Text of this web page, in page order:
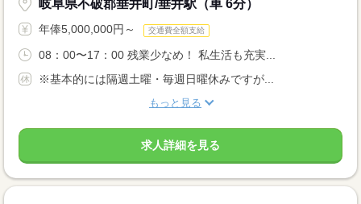
岐阜県不破郡垂井町/垂井駅（車 6分）
年俸5,000,000円～ 交通費全額支給
08：00〜17：00 残業少なめ！ 私生活も充実...
※基本的には隔週土曜・毎週日曜休みですが...
もっと見る
求人詳細を見る